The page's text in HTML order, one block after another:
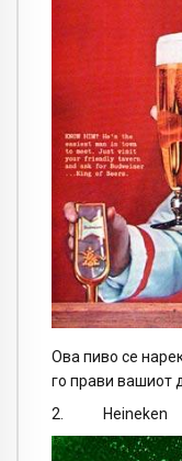
Ова пиво се
го прави вашиот
2. Heineken